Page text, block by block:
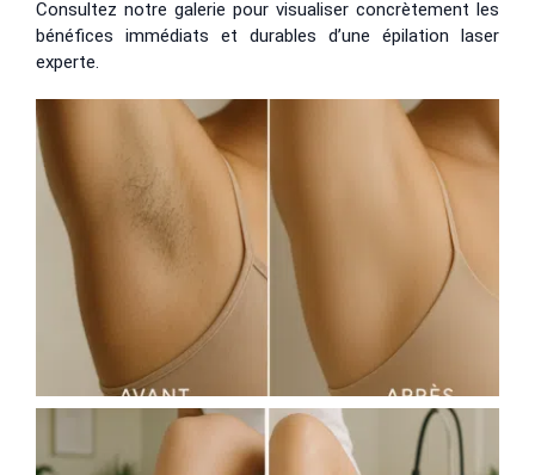
Consultez notre galerie pour visualiser concrètement les
bénéfices immédiats et durables d’une épilation laser
experte.